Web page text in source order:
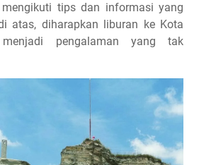
tips dan informasi yang
atas, diharapkan liburan ke Kota
pengalaman yang tak